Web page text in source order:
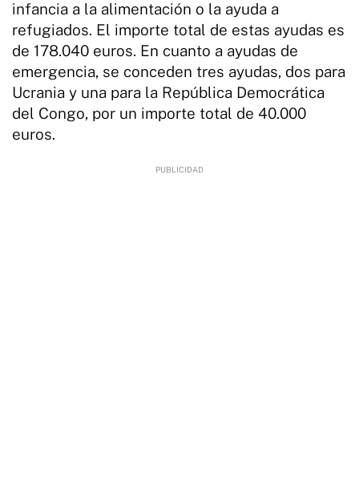
infancia a la alimentación o la ayuda a
refugiados. El importe total de estas ayudas es
de 178.040 euros. En cuanto a ayudas de
emergencia, se conceden tres ayudas, dos para
Ucrania y una para la República Democrática
del Congo, por un importe total de 40.000
euros.